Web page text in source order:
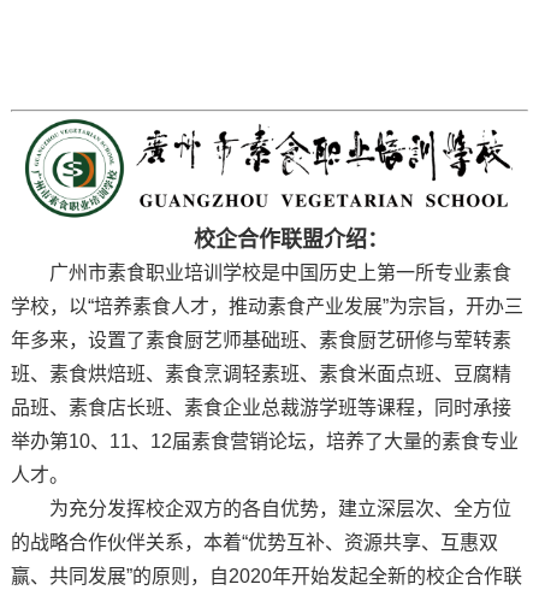
校企合作联盟介绍：
广州市素食职业培训学校是中国历史上第一所专业素食
学校，以“培养素食人才，推动素食产业发展”为宗旨，开办三
年多来，设置了素食厨艺师基础班、素食厨艺研修与荤转素
班、素食烘焙班、素食烹调轻素班、素食米面点班、豆腐精
品班、素食店长班、素食企业总裁游学班等课程，同时承接
举办第10、11、12届素食营销论坛，培养了大量的素食专业
人才。
为充分发挥校企双方的各自优势，建立深层次、全方位
的战略合作伙伴关系，本着“优势互补、资源共享、互惠双
赢、共同发展”的原则，自2020年开始发起全新的校企合作联